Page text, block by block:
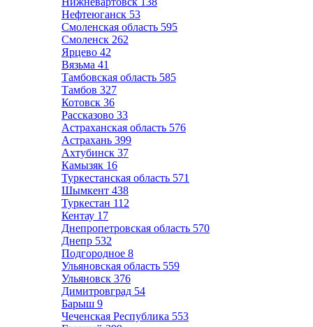
Нефтеюганск 53
Смоленская область 595
Смоленск 262
Ярцево 42
Вязьма 41
Тамбовская область 585
Тамбов 327
Котовск 36
Рассказово 33
Астраханская область 576
Астрахань 399
Ахтубинск 37
Камызяк 16
Туркестанская область 571
Шымкент 438
Туркестан 112
Кентау 17
Днепропетровская область 570
Днепр 532
Подгородное 8
Ульяновская область 559
Ульяновск 376
Димитровград 54
Барыш 9
Чеченская Республика 553